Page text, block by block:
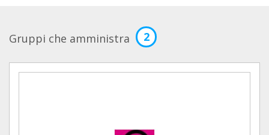
Gruppi che amministra 2